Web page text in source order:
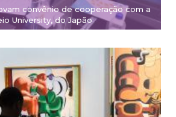
convênio de cooperação com a
University, do Japão